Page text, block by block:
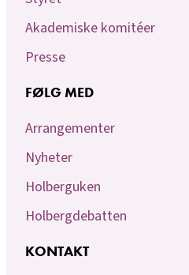
Akademiske komitéer
Presse
FØLG MED
Arrangementer
Nyheter
Holberguken
Holbergdebatten
KONTAKT